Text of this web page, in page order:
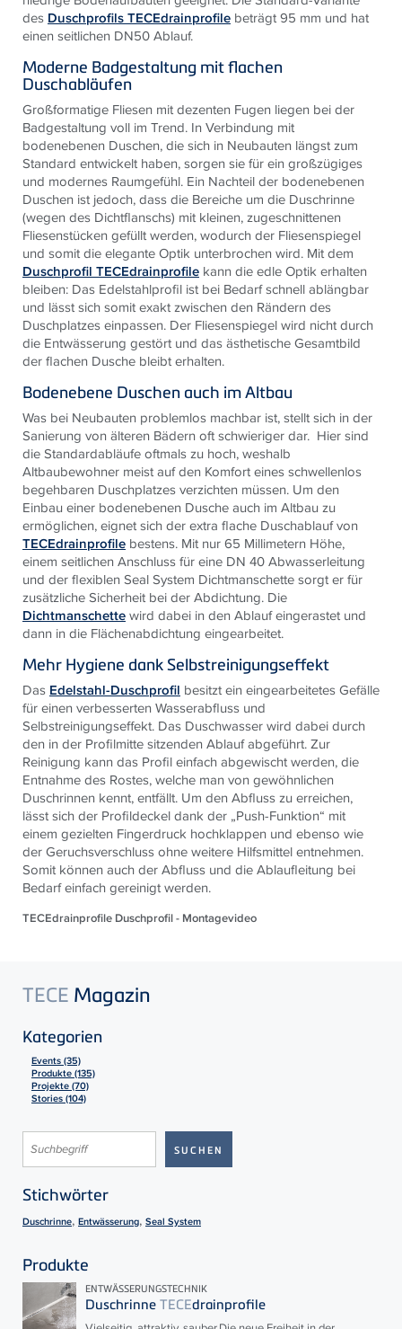
des Duschprofils TECEdrainprofile beträgt 95 mm und hat
einen seitlichen DN50 Ablauf.
Moderne Badgestaltung mit flachen
Duschabläufen
Großformatige Fliesen mit dezenten Fugen liegen bei der
Badgestaltung voll im Trend. In Verbindung mit
bodenebenen Duschen, die sich in Neubauten längst zum
Standard entwickelt haben, sorgen sie für ein großzügiges
und modernes Raumgefühl. Ein Nachteil der bodenebenen
Duschen ist jedoch, dass die Bereiche um die Duschrinne
(wegen des Dichtflanschs) mit kleinen, zugeschnittenen
Fliesenstücken gefüllt werden, wodurch der Fliesenspiegel
und somit die elegante Optik unterbrochen wird. Mit dem
Duschprofil TECEdrainprofile kann die edle Optik erhalten
bleiben: Das Edelstahlprofil ist bei Bedarf schnell ablängbar
und lässt sich somit exakt zwischen den Rändern des
Duschplatzes einpassen. Der Fliesenspiegel wird nicht durch
die Entwässerung gestört und das ästhetische Gesamtbild
der flachen Dusche bleibt erhalten.
Bodenebene Duschen auch im Altbau
Was bei Neubauten problemlos machbar ist, stellt sich in der
Sanierung von älteren Bädern oft schwieriger dar. Hier sind
die Standardabläufe oftmals zu hoch, weshalb
Altbaubewohner meist auf den Komfort eines schwellenlos
begehbaren Duschplatzes verzichten müssen. Um den
Einbau einer bodenebenen Dusche auch im Altbau zu
ermöglichen, eignet sich der extra flache Duschablauf von
TECEdrainprofile bestens. Mit nur 65 Millimetern Höhe,
einem seitlichen Anschluss für eine DN 40 Abwasserleitung
und der flexiblen Seal System Dichtmanschette sorgt er für
zusätzliche Sicherheit bei der Abdichtung. Die
Dichtmanschettewird dabei in den Ablauf eingerastet und
dann in die Flächenabdichtung eingearbeitet.
Mehr Hygiene dank Selbstreinigungseffekt
Das Edelstahl-Duschprofil besitzt ein eingearbeitetes Gefälle
für einen verbesserten Wasserabfluss und
Selbstreinigungseffekt. Das Duschwasser wird dabei durch
den in der Profilmitte sitzenden Ablauf abgeführt. Zur
Reinigung kann das Profil einfach abgewischt werden, die
Entnahme des Rostes, welche man von gewöhnlichen
Duschrinnen kennt, entfällt. Um den Abfluss zu erreichen,
lässt sich der Profildeckel dank der „Push-Funktion“ mit
einem gezielten Fingerdruck hochklappen und ebenso wie
der Geruchsverschluss ohne weitere Hilfsmittel entnehmen.
Somit können auch der Abfluss und die Ablaufleitung bei
Bedarf einfach gereinigt werden.
TECEdrainprofile Duschprofil - Montagevideo
TECE Magazin
Kategorien
Events (35)
Produkte (135)
Projekte (70)
Stories (104)
Stichwörter
Duschrinne, Entwässerung, Seal System
Produkte
ENTWÄSSERUNGSTECHNIK
Duschrinne TECEdrainprofile